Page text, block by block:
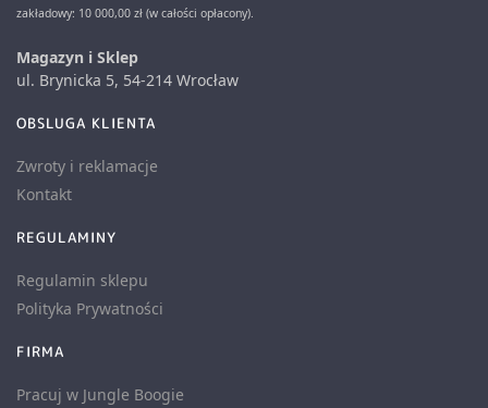
zakładowy: 10 000,00 zł (w całości opłacony).
Magazyn i Sklep
ul. Brynicka 5, 54-214 Wrocław
OBSLUGA KLIENTA
Zwroty i reklamacje
Kontakt
REGULAMINY
Regulamin sklepu
Polityka Prywatności
FIRMA
Pracuj w Jungle Boogie